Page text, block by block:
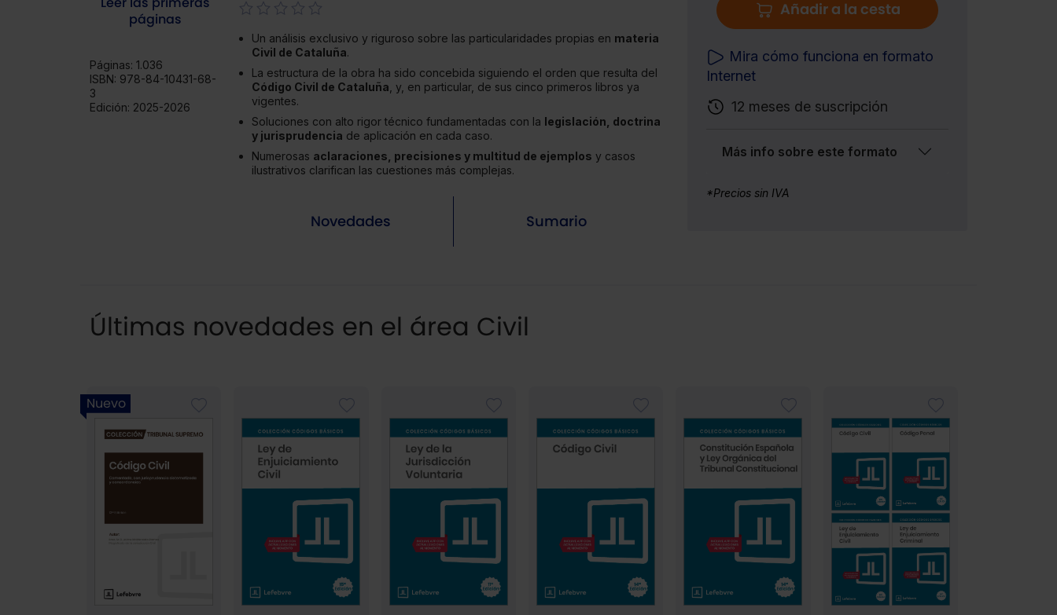
páginas
Páginas: 1.036
ISBN: 978-84-10431-68-
3
Edición: 2025-2026
Un análisis exclusivo y riguroso sobre las particularidades propias en materia
Civil de Cataluña.
La estructura de la obra ha sido concebida siguiendo el orden que resulta del
Código Civil de Cataluña , y, en particular, de sus cinco primeros libros ya
vigentes.
Soluciones con alto rigor técnico fundamentadas con la legislación, doctrina
y jurisprudencia de aplicación en cada caso.
Numerosas aclaraciones, precisiones y multitud de ejemplos y casos
ilustrativos clarifican las cuestiones más complejas.
Novedades Sumario
Añadir a la cesta
Mira cómo funciona en formato
Internet
12 meses de suscripción
Más info sobre este formato
*Precios sin IVA
Últimas novedades en el área Civil
Nuevo